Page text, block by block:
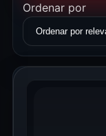
Ordenar por